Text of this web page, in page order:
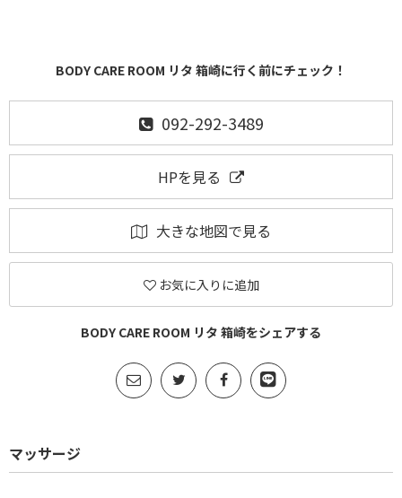
BODY CARE ROOM リタ 箱崎に行く前にチェック！
092-292-3489
HPを見る
大きな地図で見る
お気に入りに追加
BODY CARE ROOM リタ 箱崎をシェアする
マッサージ